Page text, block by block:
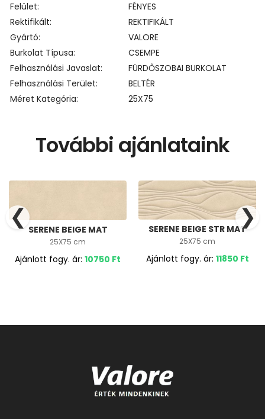
Felület
FÉNYES
Rektifikált
REKTIFIKÁLT
Gyártó
VALORE
Burkolat Típusa
CSEMPE
Felhasználási Javaslat
FÜRDŐSZOBAI BURKOLAT
Felhasználási Terület
BELTÉR
Méret Kategória
25X75
További ajánlataink
SERENE BEIGE MAT
25X75 cm
Ajánlott fogy. ár: 10750 Ft
SERENE BEIGE STR MAT
25X75 cm
Ajánlott fogy. ár: 11850 Ft
❮ ❯